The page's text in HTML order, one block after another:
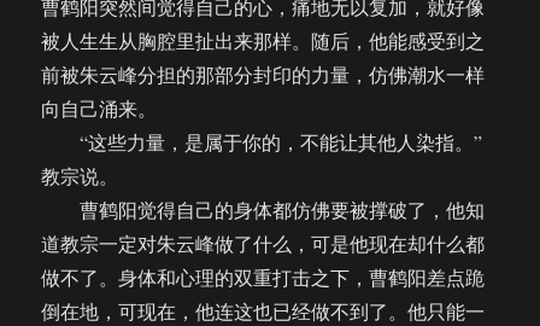
曹鹤阳突然间觉得自己的心，痛地无以复加，就好像
被人生生从胸腔里扯出来那样。随后，他能感受到之
前被朱云峰分担的那部分封印的力量，仿佛潮水一样
向自己涌来。
“这些力量，是属于你的，不能让其他人染指。”
教宗说。
曹鹤阳觉得自己的身体都仿佛要被撑破了，他知
道教宗一定对朱云峰做了什么，可是他现在却什么都
做不了。身体和心理的双重打击之下，曹鹤阳差点跪
倒在地，可现在，他连这也已经做不到了。他只能一